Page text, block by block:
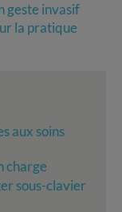
geste invasif
la pratique
aux soins
charge
sous-clavier